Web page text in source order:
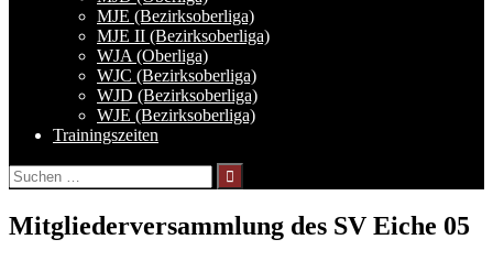
MJE (Bezirksoberliga)
MJE II (Bezirksoberliga)
WJA (Oberliga)
WJC (Bezirksoberliga)
WJD (Bezirksoberliga)
WJE (Bezirksoberliga)
Trainingszeiten
Suchen
nach:
Mitgliederversammlung des SV Eiche 05